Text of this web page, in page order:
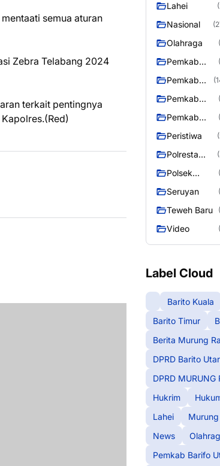
semua aturan
Zebra Telabang 2024
terkait pentingnya
Lahei
Nasional
Olahraga
Pemkab
Pemkab
Pemkab
Pemkab
Peristiwa
Polresta
Raya
Polsek
Seruyan
Teweh Baru
Video
Label Cloud
Barito Kuala
Barito Timur
Berita Murung
DPRD Barito
DPRD MURUNG
Hukrim
Lahei
Murung
News
Pemkab Barifo